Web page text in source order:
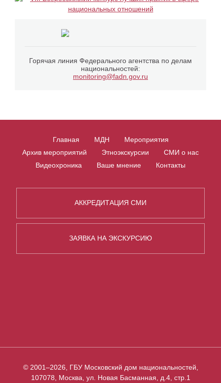
Горячая линия Федерального агентства по делам
национальностей:
monitoring@fadn.gov.ru
Главная МДН
Мероприятия
Архив мероприятий
Этноэкскурсии
СМИ о нас
Видеохроника
Ваше мнение Контакты
АККРЕДИТАЦИЯ СМИ
ЗАЯВКА НА ЭКСКУРСИЮ
© 2001–2026, ГБУ Московский дом национальностей,
107078, Москва, ул. Новая Басманная, д.4, стр.1